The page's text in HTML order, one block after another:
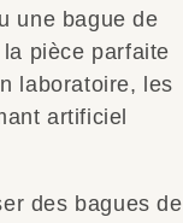
une bague de
pièce parfaite
laboratoire, les
artificiel
des bagues de